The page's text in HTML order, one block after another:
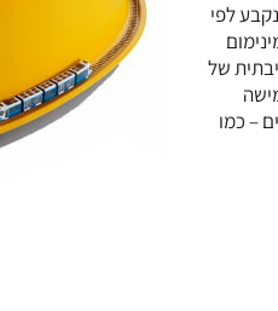
לפי
של
– כמו